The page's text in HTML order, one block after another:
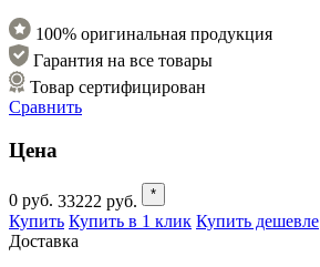
100% оригинальная продукция
Гарантия на все товары
Товар сертифицирован
Сравнить
Цена
0 руб. 33222 руб. *
Купить Купить в 1 клик Купить дешевле
Доставка